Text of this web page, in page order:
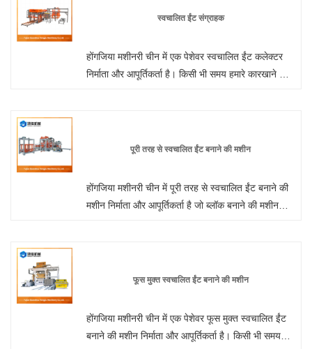
में पूर्ण स्वचालित हाइड्रोलिक सीमेंट ब्लॉक बनाने वाली मशीन
स्वचालित ईंट संग्राहक
होंगजिया मशीनरी चीन में एक पेशेवर स्वचालित ईंट कलेक्टर
निर्माता और आपूर्तिकर्ता है। किसी भी समय हमारे कारखाने से
मशीन निर्माता और आपूर्तिकर्ता है।
पूरी तरह से स्वचालित ईंट बनाने की मशीन
होंगजिया मशीनरी चीन में पूरी तरह से स्वचालित ईंट बनाने की
मशीन निर्माता और आपूर्तिकर्ता है जो ब्लॉक बनाने की मशीन
फूस मुक्त स्वचालित ईंट बनाने की मशीन
होंगजिया मशीनरी चीन में एक पेशेवर फूस मुक्त स्वचालित ईंट
बनाने की मशीन निर्माता और आपूर्तिकर्ता है। किसी भी समय